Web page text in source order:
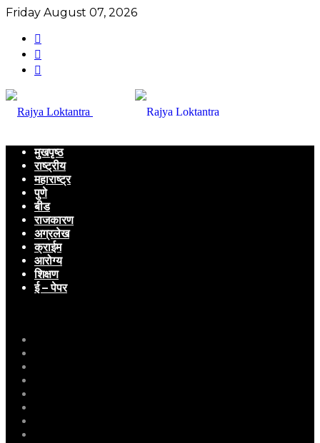
Friday August 07, 2026
मुखपृष्ठ
राष्ट्रीय
महाराष्ट्र
पुणे
बीड
राजकारण
अग्रलेख
क्राईम
आरोग्य
शिक्षण
ई – पेपर